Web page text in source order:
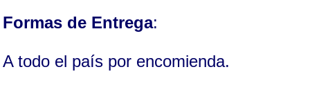
Formas de Entrega:
A todo el país por encomienda.